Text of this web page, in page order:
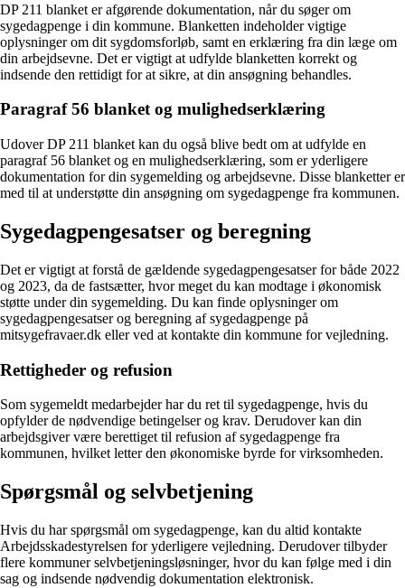
DP 211 blanket er afgørende dokumentation, når du søger om
sygedagpenge i din kommune. Blanketten indeholder vigtige
oplysninger om dit sygdomsforløb, samt en erklæring fra din læge om
din arbejdsevne. Det er vigtigt at udfylde blanketten korrekt og
indsende den rettidigt for at sikre, at din ansøgning behandles.
Paragraf 56 blanket og mulighedserklæring
Udover DP 211 blanket kan du også blive bedt om at udfylde en
paragraf 56 blanket og en mulighedserklæring, som er yderligere
dokumentation for din sygemelding og arbejdsevne. Disse blanketter er
med til at understøtte din ansøgning om sygedagpenge fra kommunen.
Sygedagpengesatser og beregning
Det er vigtigt at forstå de gældende sygedagpengesatser for både 2022
og 2023, da de fastsætter, hvor meget du kan modtage i økonomisk
støtte under din sygemelding. Du kan finde oplysninger om
sygedagpengesatser og beregning af sygedagpenge på
mitsygefravaer.dk eller ved at kontakte din kommune for vejledning.
Rettigheder og refusion
Som sygemeldt medarbejder har du ret til sygedagpenge, hvis du
opfylder de nødvendige betingelser og krav. Derudover kan din
arbejdsgiver være berettiget til refusion af sygedagpenge fra
kommunen, hvilket letter den økonomiske byrde for virksomheden.
Spørgsmål og selvbetjening
Hvis du har spørgsmål om sygedagpenge, kan du altid kontakte
Arbejdsskadestyrelsen for yderligere vejledning. Derudover tilbyder
flere kommuner selvbetjeningsløsninger, hvor du kan følge med i din
sag og indsende nødvendig dokumentation elektronisk.